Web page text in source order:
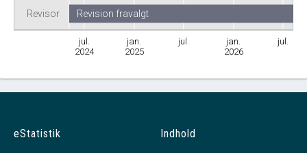
Revisor
jul.
2024
jan.
2025
jul.
jan.
2026
jul.
Revision fravalgt
eStatistik Indhold